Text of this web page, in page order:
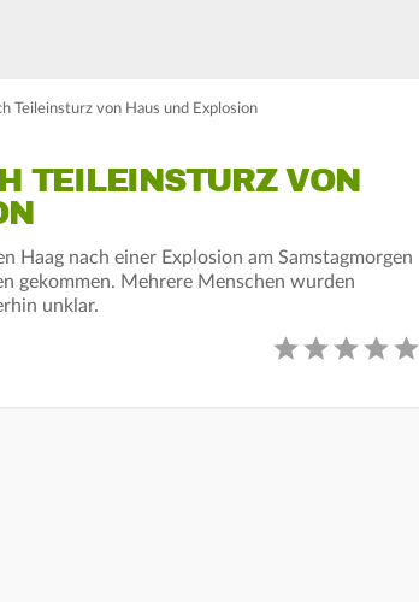
Teileinsturz von Haus und Explosion
TEILEINSTURZ VON
Haag nach einer Explosion am Samstagmorgen
gekommen. Mehrere Menschen wurden
unklar.